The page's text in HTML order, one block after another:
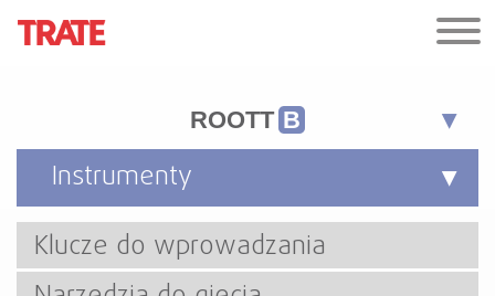
ROOTT B
Instrumenty
Klucze do wprowadzania